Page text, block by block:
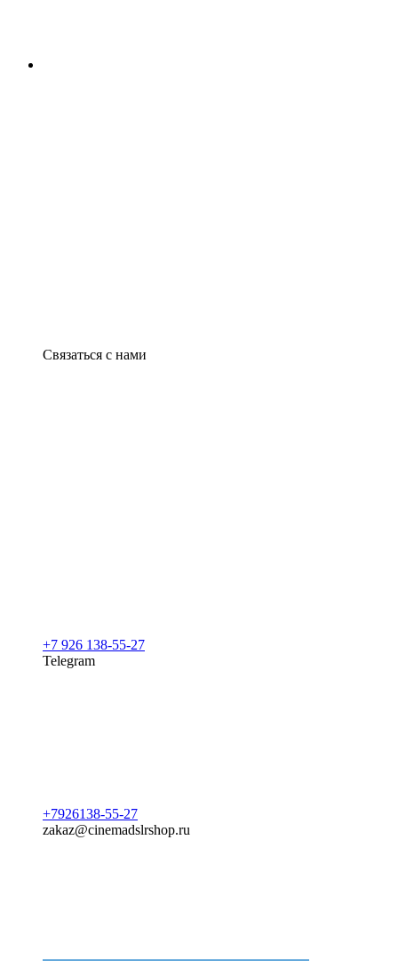
Связаться с нами
+7 926 138-55-27
Telegram
+7926138-55-27
zakaz@cinemadslrshop.ru